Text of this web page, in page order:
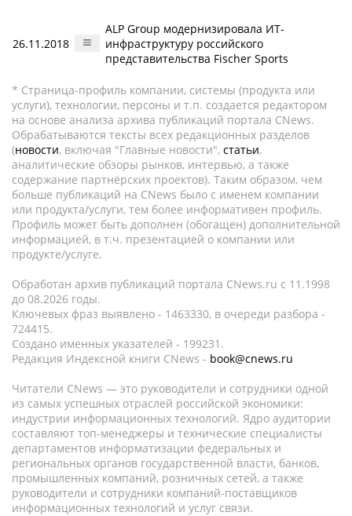
26.11.2018
ALP Group модернизировала ИТ-
инфраструктуру российского
представительства Fischer Sports
* Страница-профиль компании, системы (продукта или
услуги), технологии, персоны и т.п. создается редактором
на основе анализа архива публикаций портала CNews.
Обрабатываются тексты всех редакционных разделов
(новости, включая "Главные новости", статьи,
аналитические обзоры рынков, интервью, а также
содержание партнёрских проектов). Таким образом, чем
больше публикаций на CNews было с именем компании
или продукта/услуги, тем более информативен профиль.
Профиль может быть дополнен (обогащен) дополнительной
информацией, в т.ч. презентацией о компании или
продукте/услуге.
Обработан архив публикаций портала CNews.ru c 11.1998
до 08.2026 годы.
Ключевых фраз выявлено - 1463330, в очереди разбора -
724415.
Создано именных указателей - 199231.
Редакция Индексной книги CNews - book@cnews.ru
Читатели CNews — это руководители и сотрудники одной
из самых успешных отраслей российской экономики:
индустрии информационных технологий. Ядро аудитории
составляют топ-менеджеры и технические специалисты
департаментов информатизации федеральных и
региональных органов государственной власти, банков,
промышленных компаний, розничных сетей, а также
руководители и сотрудники компаний-поставщиков
информационных технологий и услуг связи.